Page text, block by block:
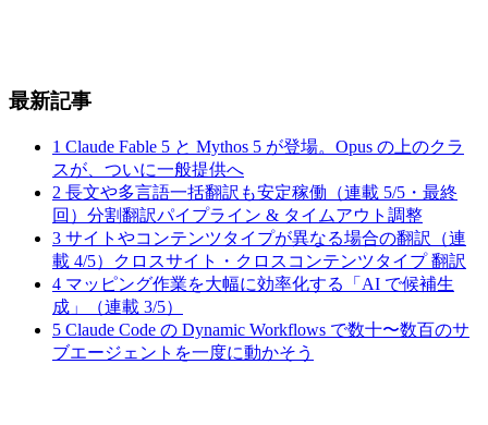
最新記事
1 Claude Fable 5 と Mythos 5 が登場。Opus の上のクラ
スが、ついに一般提供へ
2 長文や多言語一括翻訳も安定稼働（連載 5/5・最終
回）分割翻訳パイプライン & タイムアウト調整
3 サイトやコンテンツタイプが異なる場合の翻訳（連
載 4/5）クロスサイト・クロスコンテンツタイプ 翻訳
4 マッピング作業を大幅に効率化する「AI で候補生
成」（連載 3/5）
5 Claude Code の Dynamic Workflows で数十〜数百のサ
ブエージェントを一度に動かそう